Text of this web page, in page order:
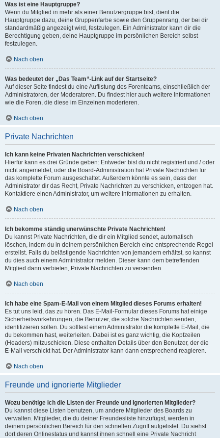
Was ist eine Hauptgruppe?
Wenn du Mitglied in mehr als einer Benutzergruppe bist, dient die
Hauptgruppe dazu, deine Gruppenfarbe sowie den Gruppenrang, der bei dir
standardmäßig angezeigt wird, festzulegen. Ein Administrator kann dir die
Berechtigung geben, deine Hauptgruppe im persönlichen Bereich selbst
festzulegen.
Nach oben
Was bedeutet der „Das Team“-Link auf der Startseite?
Auf dieser Seite findest du eine Auflistung des Forenteams, einschließlich der
Administratoren, der Moderatoren. Du findest hier auch weitere Informationen
wie die Foren, die diese im Einzelnen moderieren.
Nach oben
Private Nachrichten
Ich kann keine Privaten Nachrichten verschicken!
Hierfür kann es drei Gründe geben: Entweder bist du nicht registriert und / oder
nicht angemeldet, oder die Board-Administration hat Private Nachrichten für
das komplette Forum ausgeschaltet. Außerdem könnte es sein, dass der
Administrator dir das Recht, Private Nachrichten zu verschicken, entzogen hat.
Kontaktiere einen Administrator, um weitere Informationen zu erhalten.
Nach oben
Ich bekomme ständig unerwünschte Private Nachrichten!
Du kannst Private Nachrichten, die dir ein Mitglied sendet, automatisch
löschen, indem du in deinem persönlichen Bereich eine entsprechende Regel
erstellst. Falls du belästigende Nachrichten von jemandem erhältst, so kannst
du dies auch einem Administrator melden. Dieser kann dem betreffenden
Mitglied dann verbieten, Private Nachrichten zu versenden.
Nach oben
Ich habe eine Spam-E-Mail von einem Mitglied dieses Forums erhalten!
Es tut uns leid, das zu hören. Das E-Mail-Formular dieses Forums hat einige
Sicherheitsvorkehrungen, die Benutzer, die solche Nachrichten senden,
identifizieren sollen. Du solltest einem Administrator die komplette E-Mail, die
du bekommen hast, weiterleiten. Dabei ist es ganz wichtig, die Kopfzeilen
(Headers) mitzuschicken. Diese enthalten Details über den Benutzer, der die
E-Mail verschickt hat. Der Administrator kann dann entsprechend reagieren.
Nach oben
Freunde und ignorierte Mitglieder
Wozu benötige ich die Listen der Freunde und ignorierten Mitglieder?
Du kannst diese Listen benutzen, um andere Mitglieder des Boards zu
verwalten. Mitglieder, die du deiner Freundesliste hinzufügst, werden in
deinem persönlichen Bereich für den schnellen Zugriff aufgelistet. Du siehst
dort deren Onlinestatus und kannst ihnen schnell eine Private Nachricht